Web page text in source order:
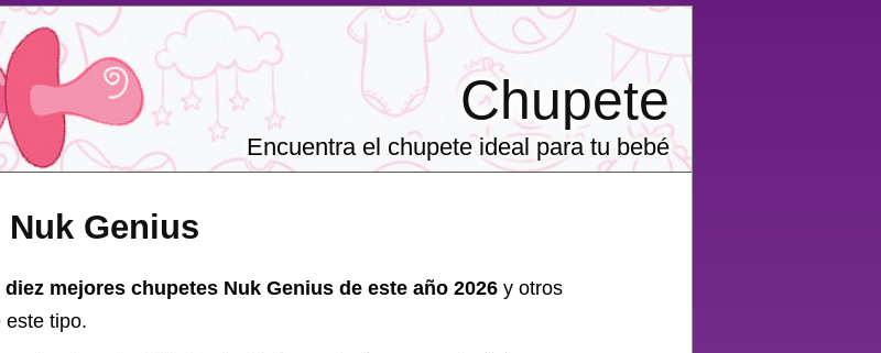
Genius
Chupete
Encuentra el chupete ideal para tu bebé
diez mejores chupetes Nuk Genius de este año 2026 y otros
este tipo.